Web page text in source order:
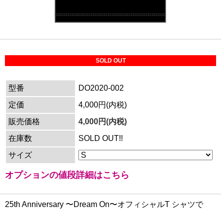
SOLD OUT
型番
DO2020-002
定価
4,000円(内税)
販売価格
4,000円(内税)
在庫数
SOLD OUT!!
サイズ
オプションの値段詳細はこちら
25th Anniversary 〜Dream On〜オフィシャルT シャツで